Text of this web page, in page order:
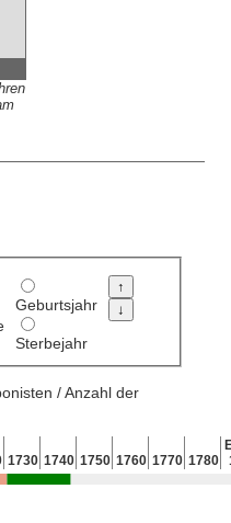
Geburtsjahr
Sterbejahr
/ Anzahl der
1730 1740 1750 1760 1770 1780